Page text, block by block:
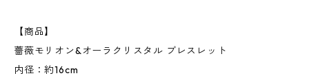
【商品】
薔薇モリオン&オーラクリスタル ブレスレット
内径：約16cm